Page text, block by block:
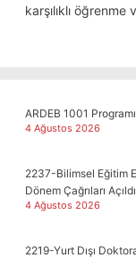
karşılıklı
ARDEB 1001
4 Ağustos 2026
2237-Bilimsel Eğitim
Dönem Çağrıları Açıldı
4 Ağustos 2026
2219-Yurt Dışı